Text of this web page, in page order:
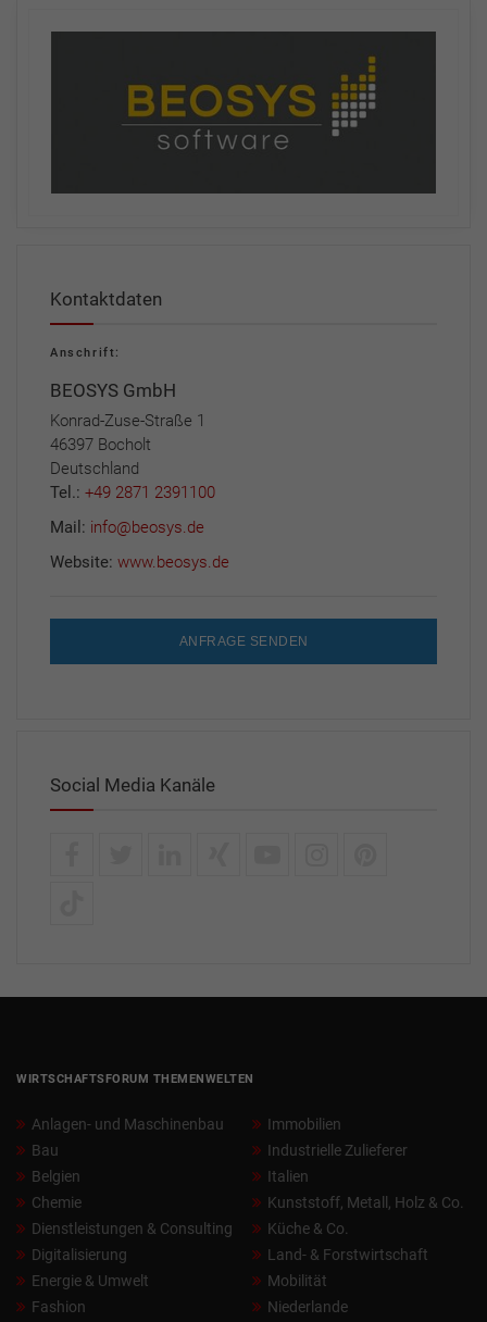
Kontaktdaten
Anschrift:
BEOSYS GmbH
Konrad-Zuse-Straße 1
46397 Bocholt
Deutschland
Tel.: +49 2871 2391100
Mail: info@beosys.de
Website: www.beosys.de
ANFRAGE SENDEN
Social Media Kanäle
WIRTSCHAFTSFORUM THEMENWELTEN
Anlagen- und Maschinenbau
Bau
Belgien
Chemie
Dienstleistungen & Consulting
Digitalisierung
Energie & Umwelt
Fashion
Immobilien
Industrielle Zulieferer
Italien
Kunststoff, Metall, Holz & Co.
Küche & Co.
Land- & Forstwirtschaft
Mobilität
Niederlande